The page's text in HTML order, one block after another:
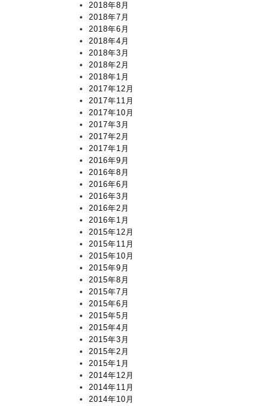
2018年8月
2018年7月
2018年6月
2018年4月
2018年3月
2018年2月
2018年1月
2017年12月
2017年11月
2017年10月
2017年3月
2017年2月
2017年1月
2016年9月
2016年8月
2016年6月
2016年3月
2016年2月
2016年1月
2015年12月
2015年11月
2015年10月
2015年9月
2015年8月
2015年7月
2015年6月
2015年5月
2015年4月
2015年3月
2015年2月
2015年1月
2014年12月
2014年11月
2014年10月